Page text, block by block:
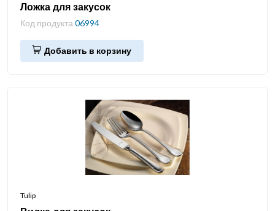
Ложка для закусок
Код продукта 06994
Добавить в корзину
Tulip